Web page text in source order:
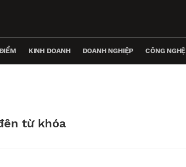
KINH DOANH DOANH NGHIỆP CÔNG NGHỆ
từ khóa